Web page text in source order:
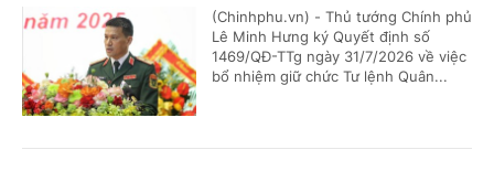
(Chinhphu.vn) - Thủ tướng Chính phủ
Lê Minh Hưng ký Quyết định số
1469/QĐ-TTg ngày 31/7/2026 về việc
bổ nhiệm giữ chức Tư lệnh Quân...